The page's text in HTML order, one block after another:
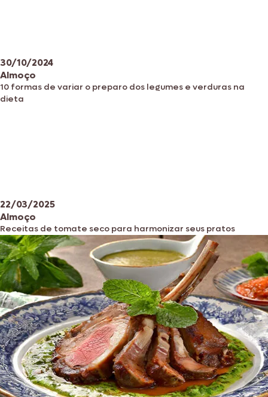
30/10/2024
Almoço
10 formas de variar o preparo dos legumes e verduras na
dieta
22/03/2025
Almoço
Receitas de tomate seco para harmonizar seus pratos